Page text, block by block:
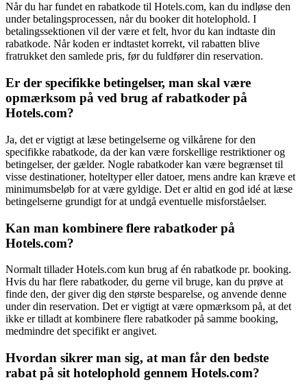
Når du har fundet en rabatkode til Hotels.com, kan du indløse den
under betalingsprocessen, når du booker dit hotelophold. I
betalingssektionen vil der være et felt, hvor du kan indtaste din
rabatkode. Når koden er indtastet korrekt, vil rabatten blive
fratrukket den samlede pris, før du fuldfører din reservation.
Er der specifikke betingelser, man skal være
opmærksom på ved brug af rabatkoder på
Hotels.com?
Ja, det er vigtigt at læse betingelserne og vilkårene for den
specifikke rabatkode, da der kan være forskellige restriktioner og
betingelser, der gælder. Nogle rabatkoder kan være begrænset til
visse destinationer, hoteltyper eller datoer, mens andre kan kræve et
minimumsbeløb for at være gyldige. Det er altid en god idé at læse
betingelserne grundigt for at undgå eventuelle misforståelser.
Kan man kombinere flere rabatkoder på
Hotels.com?
Normalt tillader Hotels.com kun brug af én rabatkode pr. booking.
Hvis du har flere rabatkoder, du gerne vil bruge, kan du prøve at
finde den, der giver dig den største besparelse, og anvende denne
under din reservation. Det er vigtigt at være opmærksom på, at det
ikke er tilladt at kombinere flere rabatkoder på samme booking,
medmindre det specifikt er angivet.
Hvordan sikrer man sig, at man får den bedste
rabat på sit hotelophold gennem Hotels.com?